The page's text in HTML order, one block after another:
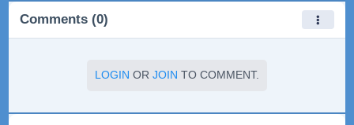
Comments (0)
LOGIN OR JOIN TO COMMENT.